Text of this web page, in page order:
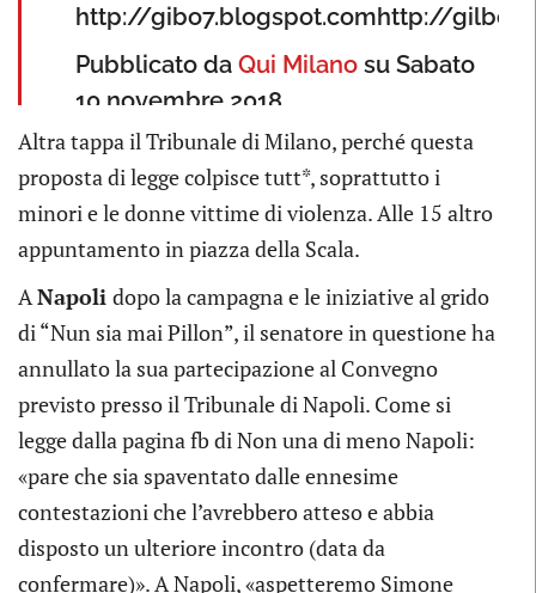
http://gibo7.blogspot.comhttp://
Pubblicato da Qui Milano su Sabato
10 novembre 2018
Altra tappa il Tribunale di Milano, perché questa
proposta di legge colpisce tutt*, soprattutto i
minori e le donne vittime di violenza. Alle 15 altro
appuntamento in piazza della Scala.
ANapoli dopo la campagna e le iniziative al grido
di “Nun sia mai Pillon”, il senatore in questione ha
annullato la sua partecipazione al Convegno
previsto presso il Tribunale di Napoli. Come si
legge dalla pagina fb di Non una di meno Napoli:
«pare che sia spaventato dalle ennesime
contestazioni che l’avrebbero atteso e abbia
disposto un ulteriore incontro (data da
confermare)». A Napoli, «aspetteremo Simone